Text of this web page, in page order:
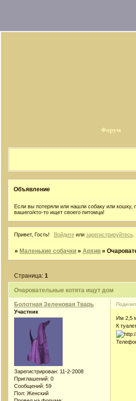
Форум
Объявление
Если вы потеряли или нашли собаку или
вашего/кто-то ищет своего питомца!
Привет, Гость! Войдитеили зарегистрируйтесь
» Маленькие собачки »Архив »
Очаровательные котята ищут дом
Страница:1
Болотная Зеленовая Тварь
Участник
Зарегистрирован: 11-2-2008
Приглашений: 0
Сообщений: 59
Пол: Женский
Им 2,5
К